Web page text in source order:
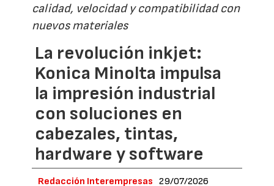
calidad, velocidad y compatibilidad con
nuevos materiales
La revolución inkjet:
Konica Minolta impulsa
la impresión industrial
con soluciones en
cabezales, tintas,
hardware y software
Redacción Interempresas 29/07/2026